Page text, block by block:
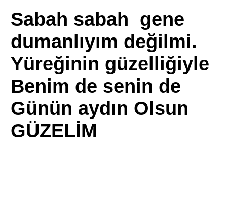
Sabah sabah gene
dumanlıyım değilmi.
Yüreğinin güzelliğiyle
Benim de senin de
Günün aydın Olsun
GÜZELİM